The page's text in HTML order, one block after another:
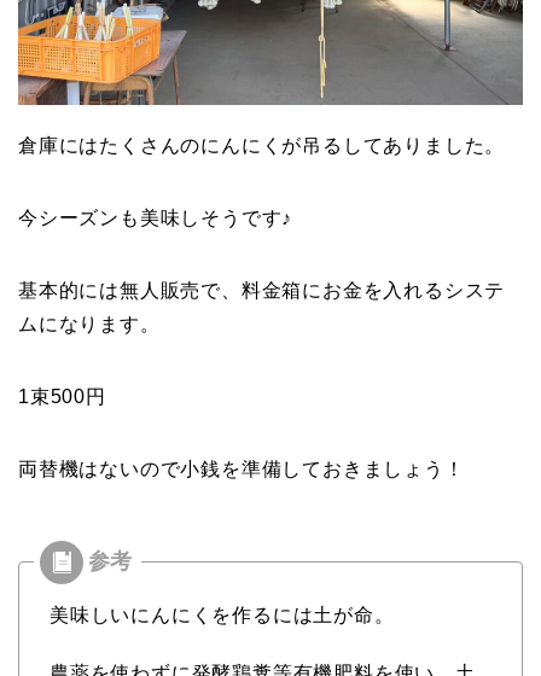
倉庫にはたくさんのにんにくが吊るしてありました。
今シーズンも美味しそうです♪
基本的には無人販売で、料金箱にお金を入れるシステ
ムになります。
1束500円
両替機はないので小銭を準備しておきましょう！
美味しいにんにくを作るには土が命。